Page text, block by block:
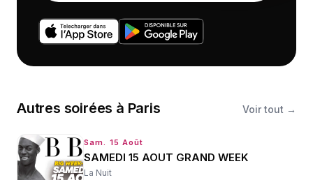
Autres soirées à Paris Voir tout →
Sam. 15 Août
SAMEDI 15 AOUT GRAND WEEK
La Nuit